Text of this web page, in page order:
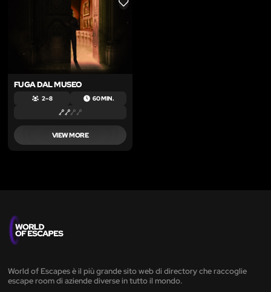
LIKE
FUGA DAL MUSEO
2 – 8 60 MIN.
VIEW MORE
World of Escapes è il più grande sito web di directory che raccoglie
escape room di aziende diverse in tutto il mondo.